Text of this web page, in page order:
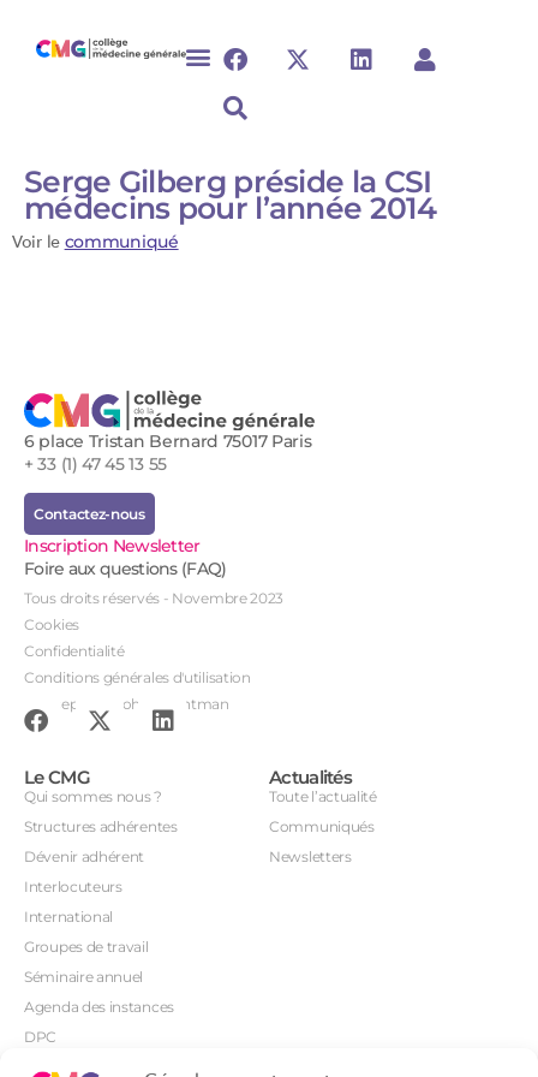
Serge Gilberg préside la CSI
médecins pour l’année 2014
Voir le communiqué
6 place Tristan Bernard 75017 Paris
+ 33 (1) 47 45 13 55
Contactez-nous
Inscription Newsletter
Foire aux questions (FAQ)
Tous droits réservés - Novembre 2023
Cookies
Confidentialité
Conditions générales d'utilisation
Conception : John Brightman
Le CMG
Qui sommes nous ?
Structures adhérentes
Dévenir adhérent
Interlocuteurs
International
Groupes de travail
Séminaire annuel
Agenda des instances
DPC
Actualités
Toute l’actualité
Communiqués
Newsletters